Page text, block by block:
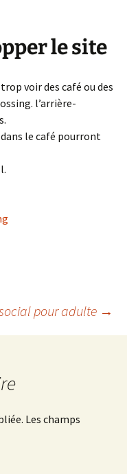
le site
voir des café ou des
l’arrière-
le café pourront
pour adulte →
Les champs